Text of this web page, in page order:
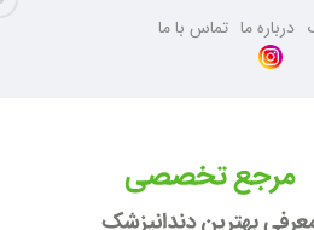
درباره ما تماس با ما